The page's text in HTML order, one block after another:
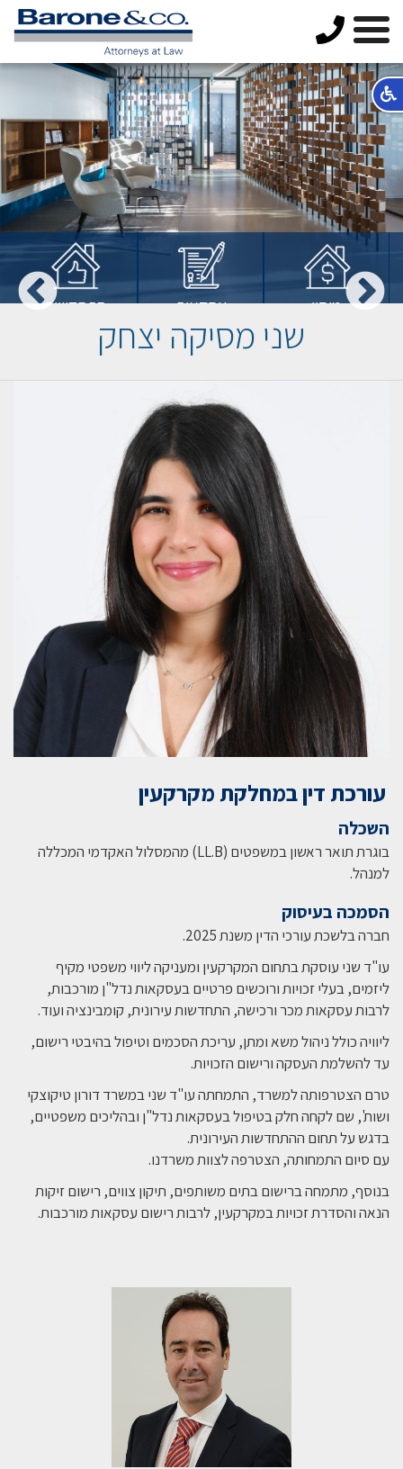
מיסוי
מקרקעין
עסקאות
מקרקעין
התחדשות
שני מסיקה יצחק
עורכת דין במחלקת מקרקעין
השכלה
בוגרת תואר ראשון במשפטים (LL.B) מהמסלול האקדמי המכללה
למנהל.
הסמכה בעיסוק
חברה בלשכת עורכי הדין משנת 2025
.
עו"ד שני עוסקת בתחום המקרקעין ומעניקה ליווי משפטי מקיף
ליזמים, בעלי זכויות ורוכשים פרטיים בעסקאות נדל"ן מורכבות,
לרבות עסקאות מכר ורכישה, התחדשות עירונית, קומבינציה ועוד.
ליוויה כולל ניהול משא ומתן, עריכת הסכמים וטיפול בהיבטי רישום,
עד להשלמת העסקה ורישום הזכויות.
טרם הצטרפותה למשרד, התמחתה עו"ד שני במשרד דורון טיקוצקי
ושות', שם לקחה חלק בטיפול בעסקאות נדל"ן ובהליכים משפטיים,
בדגש על תחום ההתחדשות העירונית.
עם סיום התמחותה, הצטרפה לצוות משרדנו.
בנוסף, מתמחה ברישום בתים משותפים, תיקון צווים, רישום זיקות
הנאה והסדרת זכויות במקרקעין, לרבות רישום עסקאות מורכבות.